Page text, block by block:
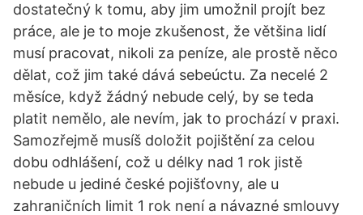
dostatečný k tomu, aby jim umožnil projít bez
práce, ale je to moje zkušenost, že většina lidí
musí pracovat, nikoli za peníze, ale prostě něco
dělat, což jim také dává sebeúctu. Za necelé 2
měsíce, když žádný nebude celý, by se teda
platit nemělo, ale nevím, jak to prochází v praxi.
Samozřejmě musíš doložit pojištění za celou
dobu odhlášení, což u délky nad 1 rok jistě
nebude u jediné české pojišťovny, ale u
zahraničních limit 1 rok není a návazné smlouvy